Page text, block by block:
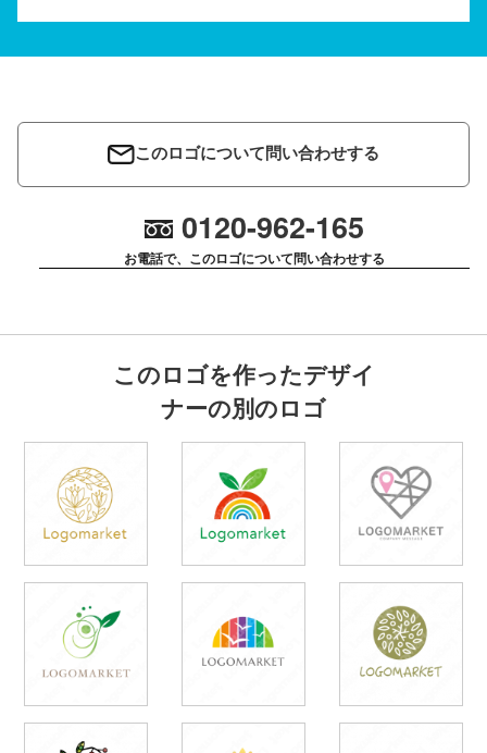
このロゴについて問い合わせする
0120-962-165
お電話で、このロゴについて問い合わせする
このロゴを作ったデザイ
ナーの別のロゴ